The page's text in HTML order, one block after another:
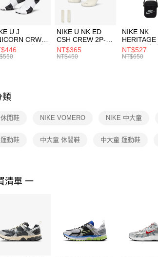
U J
CRW
-160 男女 中
FZ3393100
NIKE U NK ED
CSH CREW 2P-
144 EMBRDY 男
女 短統襪
NT$365
NT$450
NIKE NK
HERITAGE
SMIT 男女
BA5871010
NT$527
NT$650
類
閒鞋 NIKE VOMERO NIKE 中大童
動鞋 中大童 休閒鞋 中大童 運動鞋
清單 一